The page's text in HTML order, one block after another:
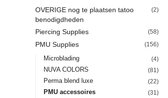
OVERIGE nog te plaatsen tatoo
benodigdheden
(2)
Piercing Supplies (58)
PMU Supplies (156)
Microblading (4)
NUVA COLORS (81)
Perma blend luxe (22)
PMU accessoires (31)